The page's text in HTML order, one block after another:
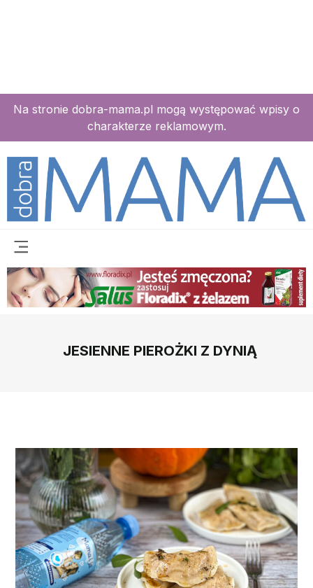
Na stronie dobra-mama.pl mogą występować wpisy o
charakterze reklamowym.
JESIENNE PIEROŻKI Z DYNIĄ